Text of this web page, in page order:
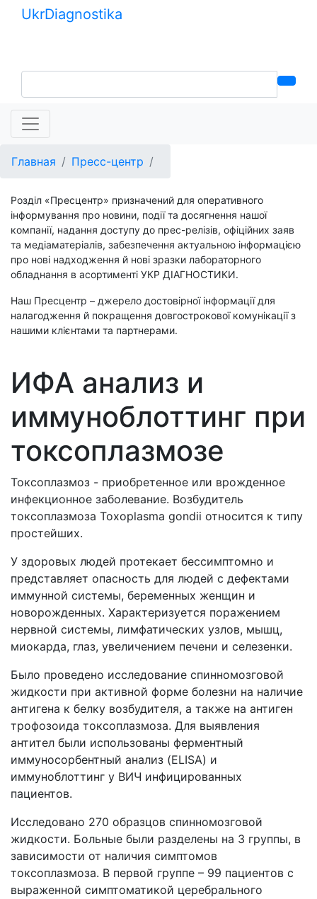
UkrDiagnostika
Главная Пресс-центр
Розділ «Пресцентр» призначений для оперативного
інформування про новини, події та досягнення нашої
компанії, надання доступу до прес-релізів, офіційних заяв
та медіаматеріалів, забезпечення актуальною інформацією
про нові надходження й нові зразки лабораторного
обладнання в асортименті УКР ДІАГНОСТИКИ.
Наш Пресцентр – джерело достовірної інформації для
налагодження й покращення довгострокової комунікації з
нашими клієнтами та партнерами.
ИФА анализ и
иммуноблоттинг при
токсоплазмозе
Токсоплазмоз - приобретенное или врожденное
инфекционное заболевание. Возбудитель
токсоплазмоза Toxoplasma gondii относится к типу
простейших.
У здоровых людей протекает бессимптомно и
представляет опасность для людей с дефектами
иммунной системы, беременных женщин и
новорожденных. Характеризуется поражением
нервной системы, лимфатических узлов, мышц,
миокарда, глаз, увеличением печени и селезенки.
Было проведено исследование спинномозговой
жидкости при активной форме болезни на наличие
антигена к белку возбудителя, а также на антиген
трофозоида токсоплазмоза. Для выявления
антител были использованы ферментный
иммуносорбентный анализ (ELISA) и
иммуноблоттинг у ВИЧ инфицированных
пациентов.
Исследовано 270 образцов спинномозговой
жидкости. Больные были разделены на 3 группы, в
зависимости от наличия симптомов
токсоплазмоза. В первой группе – 99 пациентов с
выраженной симптоматикой церебрального